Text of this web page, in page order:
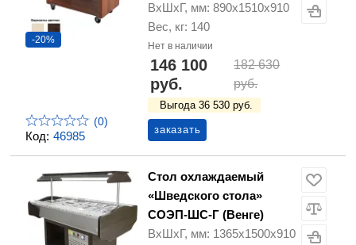
Код: 46985
-20%
(0)
ВхШхГ, мм: 890х1510х910
Вес, кг: 140
Нет в наличии
146 100
руб.
182 630
руб.
Выгода 36 530 руб.
заказать
Стол охлаждаемый
«Шведского стола»
СОЭП-ШС-Г (Венге)
ВхШхГ, мм: 1365х1500х910